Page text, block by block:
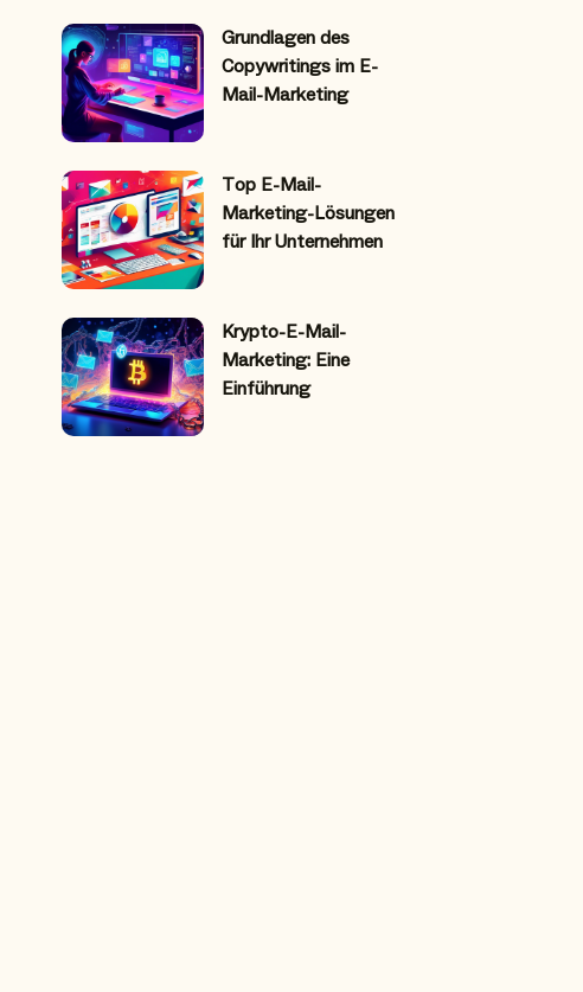
Grundlagen des
Copywritings im E-
Mail-Marketing
Top E-Mail-
Marketing-Lösungen
für Ihr Unternehmen
Krypto-E-Mail-
Marketing: Eine
Einführung